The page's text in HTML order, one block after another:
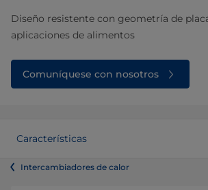
Diseño resistente con geometría de
aplicaciones de alimentos
Comuníquese con nosotros
Características
Intercambiadores de calor